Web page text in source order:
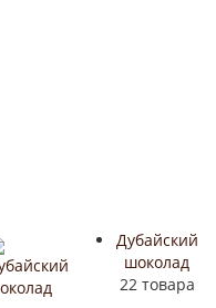
Дубайский
шоколад
22 товара